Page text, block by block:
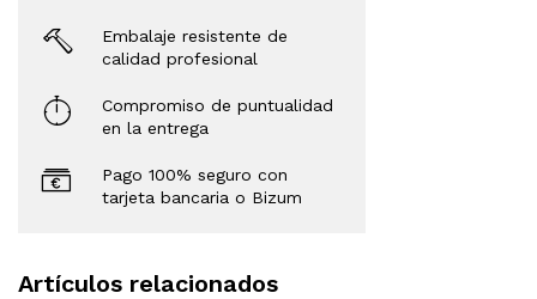
Embalaje resistente de
calidad profesional
Compromiso de puntualidad
en la entrega
Pago 100% seguro con
tarjeta bancaria o Bizum
Artículos relacionados